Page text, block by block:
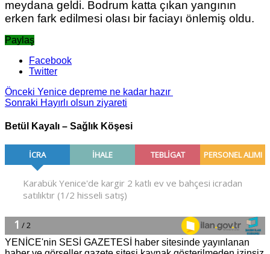
meydana geldi. Bodrum katta çıkan yangının
erken fark edilmesi olası bir faciayı önlemiş oldu.
Paylaş
Facebook
Twitter
Önceki Yenice depreme ne kadar hazır
Sonraki Hayırlı olsun ziyareti
Betül Kayalı – Sağlık Köşesi
YENİCE'nin SESİ GAZETESİ haber sitesinde yayınlanan